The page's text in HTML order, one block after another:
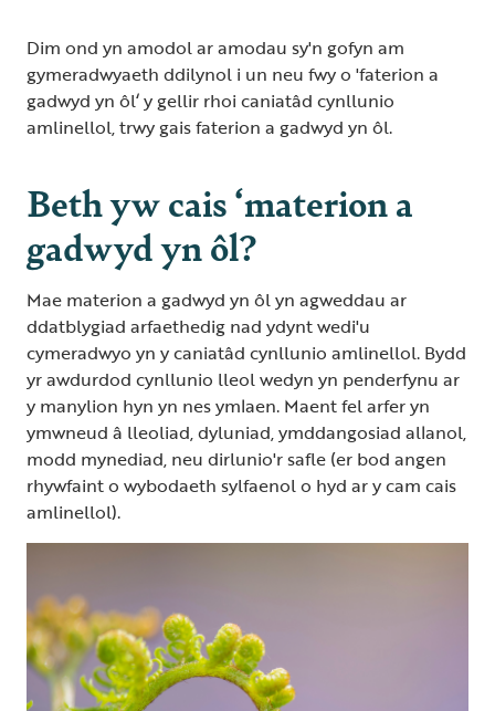
Dim ond yn amodol ar amodau sy'n gofyn am
gymeradwyaeth ddilynol i un neu fwy o 'faterion a
gadwyd yn ôl‘ y gellir rhoi caniatâd cynllunio
amlinellol, trwy gais faterion a gadwyd yn ôl.
Beth yw cais ‘materion a
gadwyd yn ôl?
Mae materion a gadwyd yn ôl yn agweddau ar
ddatblygiad arfaethedig nad ydynt wedi'u
cymeradwyo yn y caniatâd cynllunio amlinellol. Bydd
yr awdurdod cynllunio lleol wedyn yn penderfynu ar
y manylion hyn yn nes ymlaen. Maent fel arfer yn
ymwneud â lleoliad, dyluniad, ymddangosiad allanol,
modd mynediad, neu dirlunio'r safle (er bod angen
rhywfaint o wybodaeth sylfaenol o hyd ar y cam cais
amlinellol).